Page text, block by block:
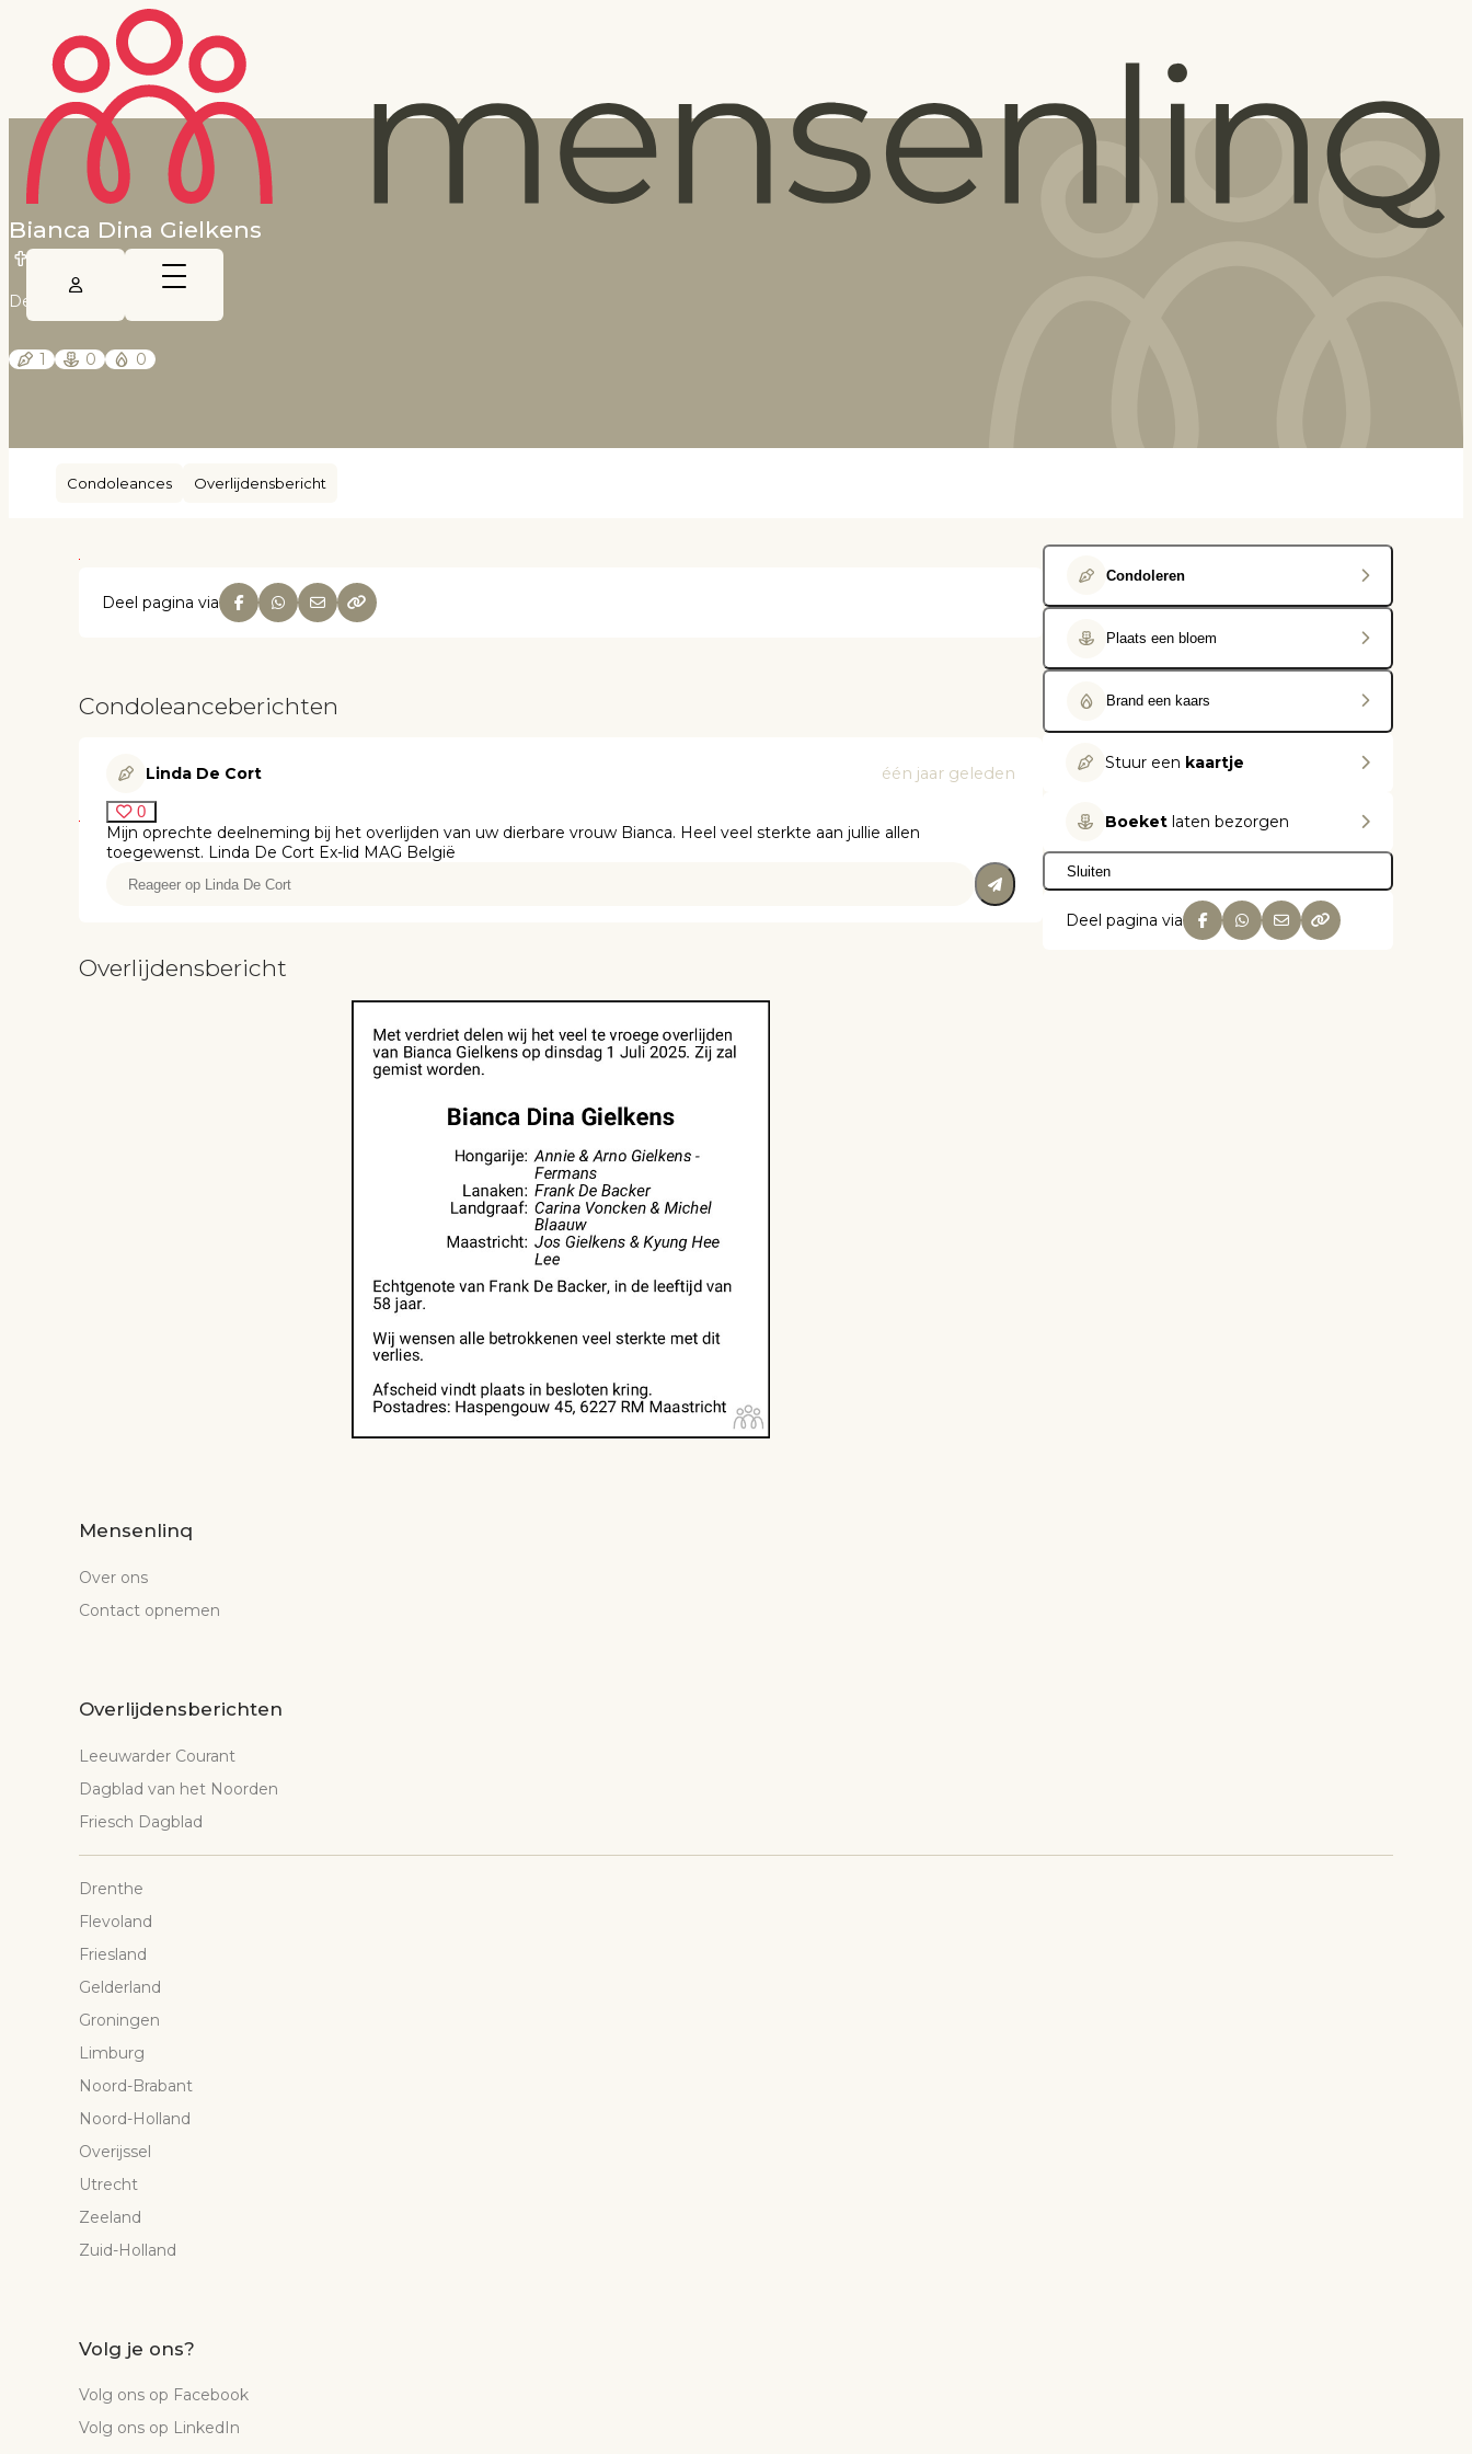
Bianca Dina Gielkens
De Limburger
1 0 0
Condoleances Overlijdensbericht
Deel pagina via
Condoleanceberichten
Linda De Cort één jaar geleden
0
Mijn oprechte deelneming bij het overlijden van uw dierbare vrouw Bianca. Heel veel sterkte aan jullie allen
toegewenst. Linda De Cort Ex-lid MAG België
Overlijdensbericht
Condoleren
Plaats een bloem
Brand een kaars
Stuur een kaartje
Boeket laten bezorgen
Sluiten
Deel pagina via
Mensenlinq
Over ons
Contact opnemen
Overlijdensberichten
Leeuwarder Courant
Dagblad van het Noorden
Friesch Dagblad
Drenthe
Flevoland
Friesland
Gelderland
Groningen
Limburg
Noord-Brabant
Noord-Holland
Overijssel
Utrecht
Zeeland
Zuid-Holland
Volg je ons?
Volg ons op Facebook
Volg ons op LinkedIn